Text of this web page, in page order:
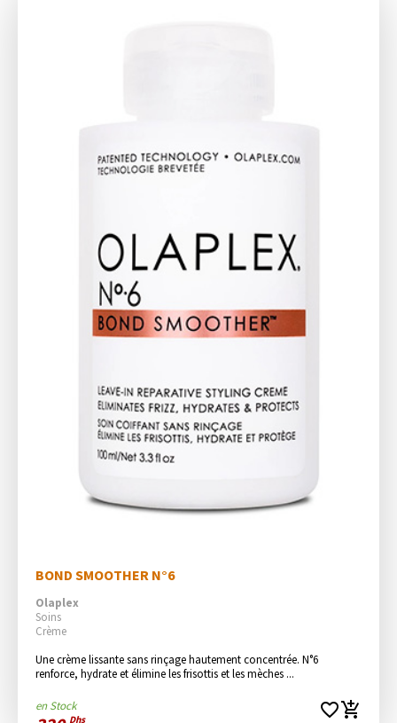
BOND SMOOTHER N°6
Olaplex
Soins
Crème
Une crème lissante sans rinçage hautement concentrée. N°6
renforce, hydrate et élimine les frisottis et les mèches ...
en Stock
Dhs favorite_borderadd_shopping_cart